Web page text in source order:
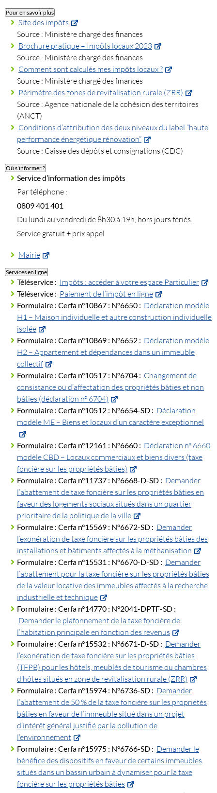
Pour en savoir plus
Site des impôts
Source : Ministère chargé des finances
Brochure pratique – Impôts locaux 2023
Source : Ministère chargé des finances
Comment sont calculés mes impôts locaux ?
Source : Ministère chargé des finances
Périmètre des zones de revitalisation rurale (ZRR)
Source : Agence nationale de la cohésion des territoires
(ANCT)
Conditions d’attribution des deux niveaux du label “haute
performance énergétique rénovation”
Source : Caisse des dépôts et consignations (CDC)
Où s’informer ?
Service d’information des impôts
Par téléphone :
0809 401 401
Du lundi au vendredi de 8h30 à 19h, hors jours fériés.
Service gratuit + prix appel
Mairie
Services en ligne
Téléservice : Impôts : accéder à votre espace Particulier
Téléservice : Paiement de l’impôt en ligne
Formulaire : Cerfa n°10867 : N°6650 : Déclaration modèle
H1 – Maison individuelle et autre construction individuelle
isolée
Formulaire : Cerfa n°10869 : N°6652 : Déclaration modèle
H2 – Appartement et dépendances dans un immeuble
collectif
Formulaire : Cerfa n°10517 : N°6704 : Changement de
consistance ou d’affectation des propriétés bâties et non
bâties (déclaration n° 6704)
Formulaire : Cerfa n°10512 : N°6654-SD : Déclaration
modèle ME – Biens et locaux d’un caractère exceptionnel
Formulaire : Cerfa n°12161 : N°6660 : Déclaration n° 6660
modèle CBD – Locaux commerciaux et biens divers (taxe
foncière sur les propriétés bâties)
Formulaire : Cerfa n°11737 : N°6668-D-SD : Demander
l’abattement de taxe foncière sur les propriétés bâties en
faveur des logements sociaux situés dans un quartier
prioritaire de la politique de la ville
Formulaire : Cerfa n°15569 : N°6672-SD : Demander
l’exonération de taxe foncière sur les propriétés bâties des
installations et bâtiments affectés à la méthanisation
Formulaire : Cerfa n°15531 : N°6670-D-SD : Demander
l’abattement pour la taxe foncière sur les propriétés bâties
de la valeur locative des immeubles affectés à la recherche
industrielle et technique
Formulaire : Cerfa n°14770 : N°2041-DPTF-SD :
Demander le plafonnement de la taxe foncière de
l’habitation principale en fonction des revenus
Formulaire : Cerfa n°15532 : N°6671-D-SD : Demander
l’exonération de taxe foncière sur les propriétés bâties
(TFPB) pour les hôtels, meublés de tourisme ou chambres
d’hôtes situés en zone de revitalisation rurale (ZRR)
Formulaire : Cerfa n°15974 : N°6736-SD : Demander
l’abattement de 50 % de la taxe foncière sur les propriétés
bâties en faveur de l’immeuble situé dans un projet
d’intérêt général justifié par la pollution de
l’environnement
Formulaire : Cerfa n°15975 : N°6766-SD : Demander le
bénéfice des dispositifs en faveur de certains immeubles
situés dans un bassin urbain à dynamiser pour la taxe
foncière sur les propriétés bâties